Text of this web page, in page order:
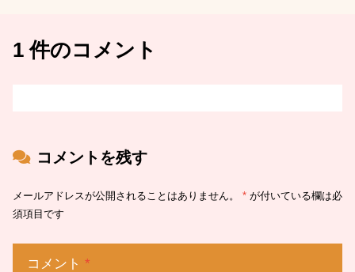
1 件のコメント
コメントを残す
メールアドレスが公開されることはありません。 * が付いている欄は必
須項目です
コメント *